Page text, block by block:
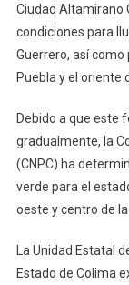
Ciudad Altamirano
condiciones para
Guerrero, así
Puebla y el oriente
Debido a que este
gradualmente, la
(CNPC) ha
verde para el
oeste y centro de la
La Unidad Estatal
Estado de Colima